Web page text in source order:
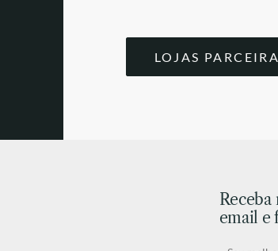
LOJAS
Receba
email e